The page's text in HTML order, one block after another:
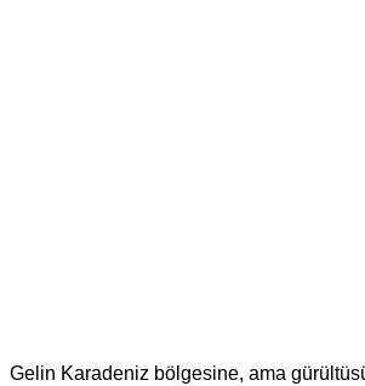
Gelin Karadeniz bölgesine, ama